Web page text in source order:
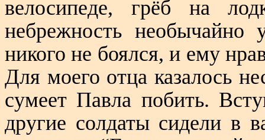
велосипеде, грёб на
небрежность необычайно
никого не боялся, и ему
Для моего отца казалось
сумеет Павла побить.
другие солдаты сидели в